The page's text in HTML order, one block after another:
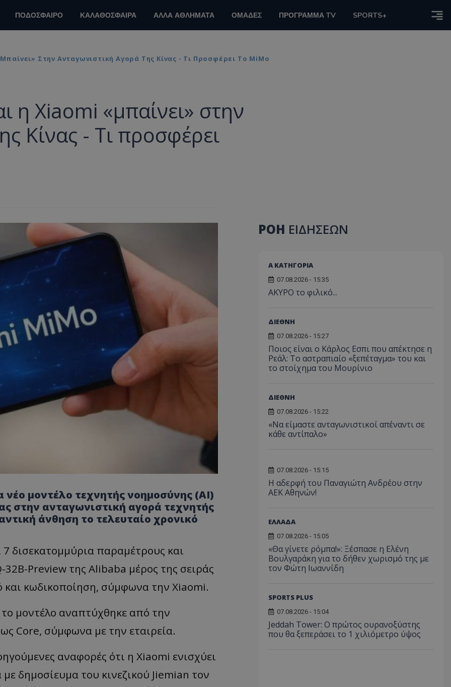
ΠΟΔΟΣΦΑΙΡΟ ΚΑΛΑΘΟΣΦΑΙΡΑ ΑΛΛΑ ΑΘΛΗΜΑΤΑ ΟΜΑΔΕΣ ΠΡΟΓΡΑΜΜΑ TV SPORTS+
Στην Ανταγωνιστική Αγορά Της Κίνας - Τι Προσφέρει Το MiMo
η Xiaomi «μπαίνει» στην
Κίνας - Τι προσφέρει
μοντέλο τεχνητής νοημοσύνης (AI)
στην ανταγωνιστική αγορά τεχνητής
άνθηση το τελευταίο χρονικό
δισεκατομμύρια παραμέτρους και
Preview της Alibaba μέρος της σειράς
και κωδικοποίηση, σύμφωνα την Xiaomi.
μοντέλο αναπτύχθηκε από την
Core, σύμφωνα με την εταιρεία.
αναφορές ότι η Xiaomi ενισχύει
δημοσίευμα του κινεζικού Jiemian τον
ΡΟΗ ΕΙΔΗΣΕΩΝ
Α ΚΑΤΗΓΟΡΙΑ
07.08.2026 - 15:35
AKYΡΟ το φιλικό...
ΔΙΕΘΝΗ
07.08.2026 - 15:27
Ποιος είναι ο Κάρλος Εσπι που απέκτησε η
Ρεάλ: Το αστραπιαίο «ξεπέταγμα» του και
το στοίχημα του Μουρίνιο
ΔΙΕΘΝΗ
07.08.2026 - 15:22
«Να είμαστε ανταγωνιστικοί απέναντι σε
κάθε αντίπαλο»
07.08.2026 - 15:15
Η αδερφή του Παναγιώτη Ανδρέου στην
ΑΕΚ Αθηνών!
ΕΛΛΑΔΑ
07.08.2026 - 15:05
«Θα γίνετε ρόμπα!»: Ξέσπασε η Ελένη
Βουλγαράκη για το δήθεν χωρισμό της με
τον Φώτη Ιωαννίδη
SPORTS PLUS
07.08.2026 - 15:04
Jeddah Tower: Ο πρώτος ουρανοξύστης
που θα ξεπεράσει το 1 χιλιόμετρο ύψος